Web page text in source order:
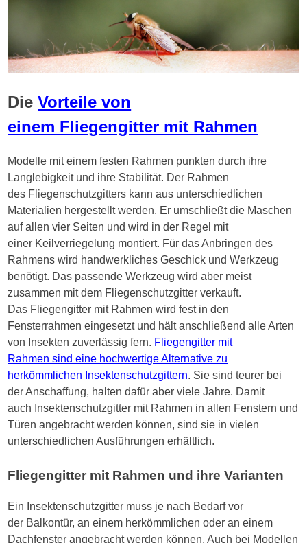
DieVorteile von
einem Fliegengitter mit Rahmen
Modelle mit einem festen Rahmen punkten durch ihre
Langlebigkeit und ihre Stabilität. Der Rahmen
des Fliegenschutzgitters kann aus unterschiedlichen
Materialien hergestellt werden. Er umschließt die Maschen
auf allen vier Seiten und wird in der Regel mit
einer Keilverriegelung montiert. Für das Anbringen des
Rahmens wird handwerkliches Geschick und Werkzeug
benötigt. Das passende Werkzeug wird aber meist
zusammen mit dem Fliegenschutzgitter verkauft.
Das Fliegengitter mit Rahmen wird fest in den
Fensterrahmen eingesetzt und hält anschließend alle Arten
von Insekten zuverlässig fern. Fliegengitter mit
Rahmen sind eine hochwertige Alternative zu
herkömmlichen Insektenschutzgittern. Sie sind teurer bei
der Anschaffung, halten dafür aber viele Jahre. Damit
auch Insektenschutzgitter mit Rahmen in allen Fenstern und
Türen angebracht werden können, sind sie in vielen
unterschiedlichen Ausführungen erhältlich.
Fliegengitter mit Rahmen und ihre Varianten
Ein Insektenschutzgitter muss je nach Bedarf vor
der Balkontür, an einem herkömmlichen oder an einem
Dachfenster angebracht werden können. Auch bei Modellen